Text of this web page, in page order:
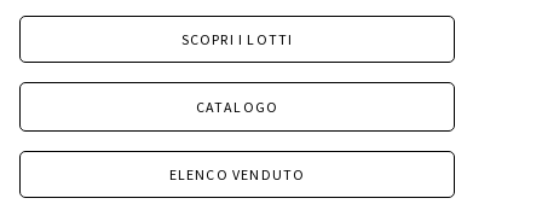
SCOPRI I LOTTI
CATALOGO
ELENCO VENDUTO